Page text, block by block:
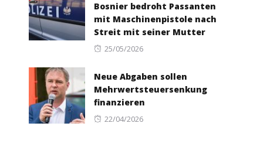
Bosnier bedroht Passanten
mit Maschinenpistole nach
Streit mit seiner Mutter
Posted
25/05/2026
Neue Abgaben sollen
Mehrwertsteuersenkung
finanzieren
Posted
22/04/2026